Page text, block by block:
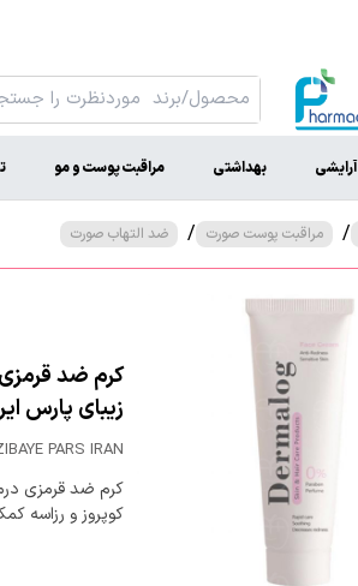
آرایشی بهداشتی مراقبت پوست و مو
/ مراقبت پوست صورت / ضد التهاب صورت
زیبای پارس
PARS IRAN
کرم ضد قرمزی
کوپروز و رزاسه